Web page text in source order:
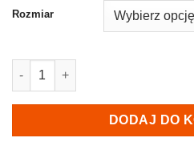
Rozmiar
ilość Stabilizator kolana ze
DODAJ DO